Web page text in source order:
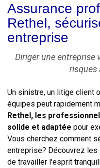
Assurance
Rethel,
entreprise
Diriger une entreprise
risques
Un sinistre, un litige client
équipes peut rapidement
Rethel, les
solide et adaptée pour
Vous cherchez comment
entreprise? Découvrez
de travailler l'esprit